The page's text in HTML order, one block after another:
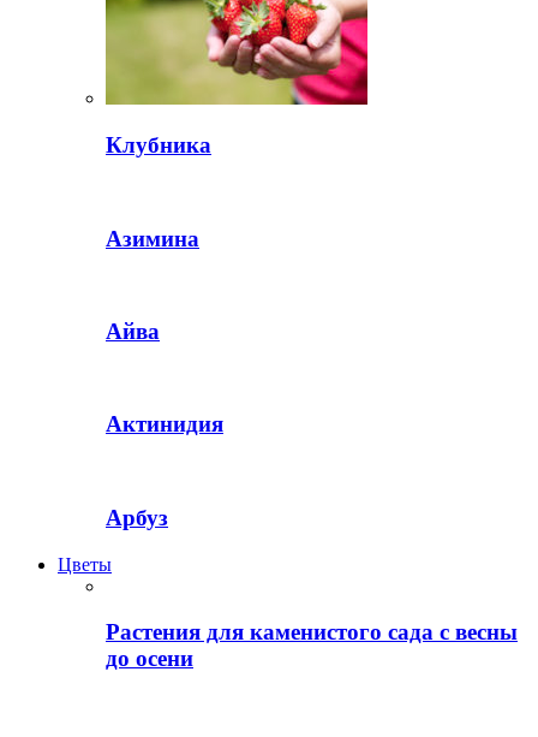
Клубника
Азимина
Айва
Актинидия
Арбуз
Цветы
Растения для каменистого сада с весны
до осени